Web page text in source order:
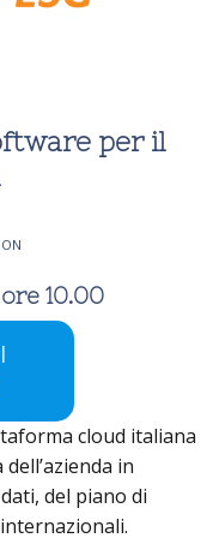
per il
10.00
cloud italiana
in
del piano di